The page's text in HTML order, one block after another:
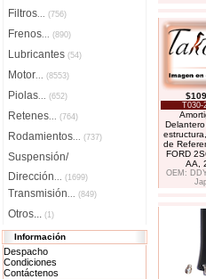
Filtros... (756)
Frenos... (890)
Lubricantes (54)
Motor... (8553)
Piolas... (652)
Retenes... (764)
Rodamientos... (737)
Suspensión/
Dirección... (1699)
Transmisión... (849)
Otros... (1)
Información
Despacho
Condiciones
Contáctenos
T030-
Delantero
de
FORD
AA,
OEM: